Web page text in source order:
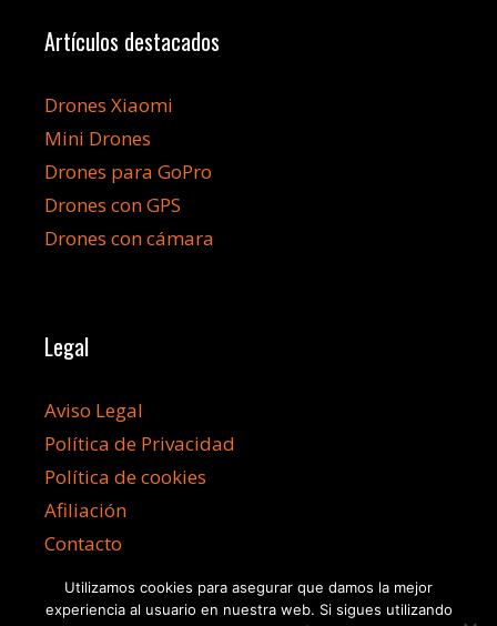
Artículos destacados
Drones Xiaomi
Mini Drones
Drones para GoPro
Drones con GPS
Drones con cámara
Legal
Aviso Legal
Política de Privacidad
Política de cookies
Afiliación
Contacto
Utilizamos cookies para asegurar que damos la mejor
experiencia al usuario en nuestra web. Si sigues utilizando